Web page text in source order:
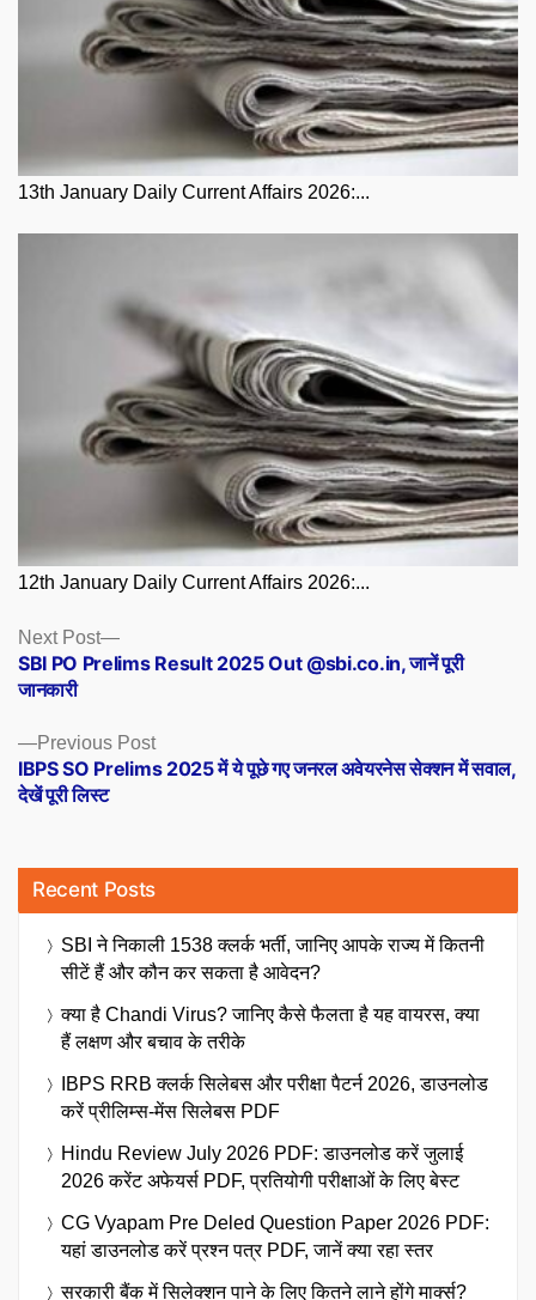
13th January Daily Current Affairs 2026:...
12th January Daily Current Affairs 2026:...
Posts
navigation
Previous PostPrevious
post:
IBPS SO Prelims 2025 में ये पूछे गए जनरल अवेयरनेस सेक्शन में सवाल,
देखें पूरी लिस्ट
Next Post
Next
post:
SBI PO Prelims Result 2025 Out @sbi.co.in, जानें पूरी
जानकारी
Recent Posts
SBI ने निकाली 1538 क्लर्क भर्ती, जानिए आपके राज्य में कितनी
सीटें हैं और कौन कर सकता है आवेदन?
क्या है Chandi Virus? जानिए कैसे फैलता है यह वायरस, क्या
हैं लक्षण और बचाव के तरीके
IBPS RRB क्लर्क सिलेबस और परीक्षा पैटर्न 2026, डाउनलोड
करें प्रीलिम्स-मेंस सिलेबस PDF
Hindu Review July 2026 PDF: डाउनलोड करें जुलाई
2026 करेंट अफेयर्स PDF, प्रतियोगी परीक्षाओं के लिए बेस्ट
CG Vyapam Pre Deled Question Paper 2026 PDF:
यहां डाउनलोड करें प्रश्न पत्र PDF, जानें क्या रहा स्तर
सरकारी बैंक में सिलेक्शन पाने के लिए कितने लाने होंगे मार्क्स?